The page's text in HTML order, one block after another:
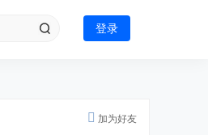
登录
加为好友